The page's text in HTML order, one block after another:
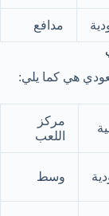
مدافع
هي كما يلي:
مركز
اللعب
وسط